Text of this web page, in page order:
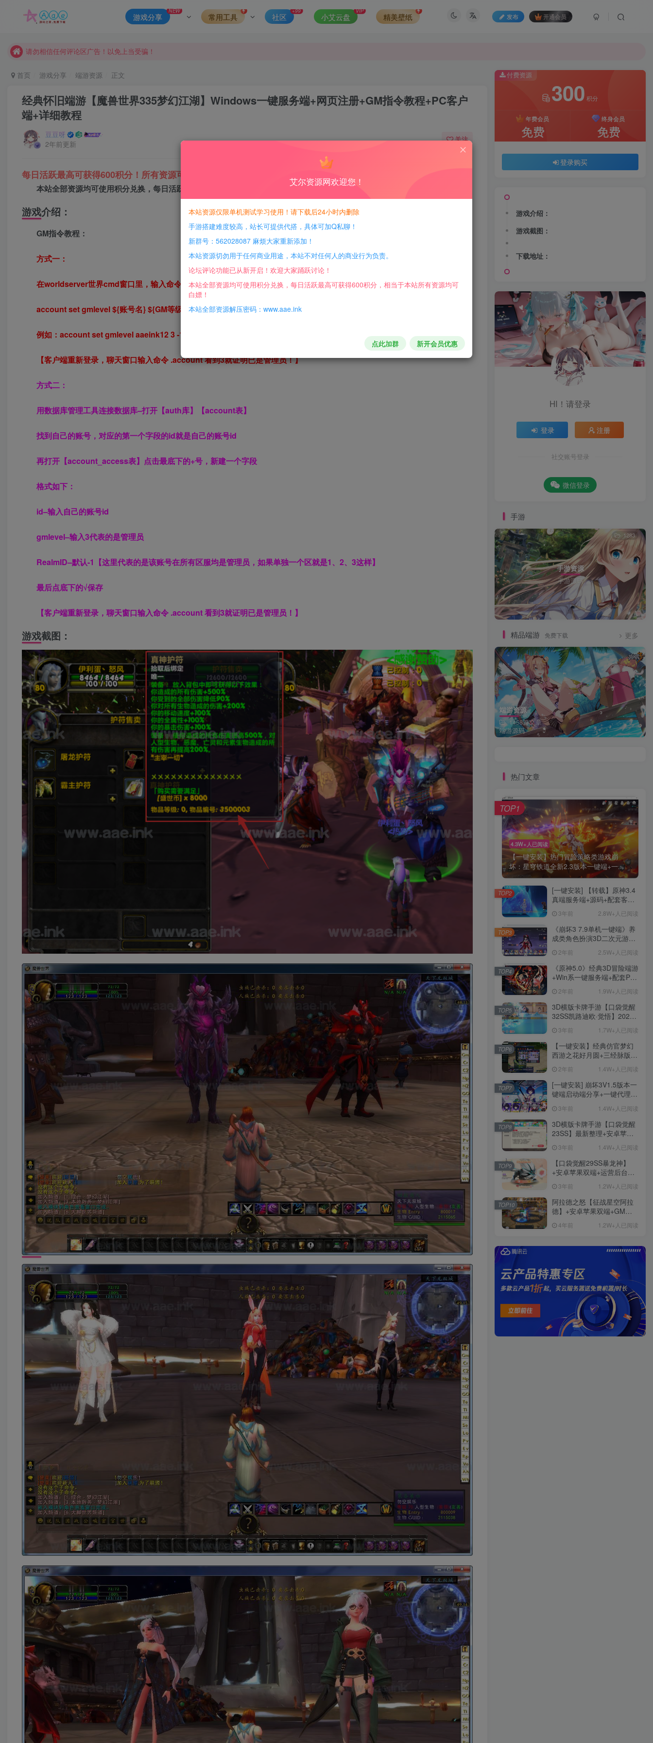
发布 开通会员
游戏分享
NEW
常用工具 社区
+99
小艾云盘
VIP
精美壁纸
现在赞助会员享受专属折扣，详情点击此条公告。
本网站的文章部分内容可能来源于网络，仅供大家学习与参考，如有侵权，请联系站长QQ466107887进行删除处理。
首页 游戏分享 端游资源 正文
经典怀旧端游【魔兽世界335梦幻江湖】Windows一键服务端+网页注册+GM指令教程+PC客户
端+详细教程
豆豆呀
2年前更新
关注
每日活跃最高可获得600积分！所有资源可以使用积分免费兑换！
本站全部资源均可使用积分兑换，每日活跃最高可获得600积分，相当于本站所有资源均可白嫖！
游戏介绍：
GM指令教程：
方式一：
在worldserver世界cmd窗口里，输入命令来设置管理员
account set gmlevel ${账号名} ${GM等级} ${服务器ID}
例如：account set gmlevel aaeink12 3 -1
【客户端重新登录，聊天窗口输入命令 .account 看到3就证明已是管理员！】
方式二：
用数据库管理工具连接数据库–打开【auth库】【account表】
找到自己的账号，对应的第一个字段的id就是自己的账号id
再打开【account_access表】点击最底下的+号，新建一个字段
格式如下：
id–输入自己的账号id
gmlevel–输入3代表的是管理员
RealmID–默认-1【这里代表的是该账号在所有区服均是管理员，如果单独一个区就是1、2、3这样】
最后点底下的√保存
【客户端重新登录，聊天窗口输入命令 .account 看到3就证明已是管理员！】
游戏截图：
付费资源
300 积分
年费会员
免费
终身会员
免费
登录购买
游戏介绍：
游戏截图：
下载地址：
HI！请登录
登录 注册
社交账号登录
微信登录
手游
手游资源
手游源码
1283
精品端游 免费下载 更多
端游资源
1458篇文章
端游源码
热门文章
4.3W+人已阅读
【一键安装】热门冒险策略类游戏崩
坏：星穹铁道全新2.3版本一键端+一...
TOP1
[一键安装] 【转载】原神3.4
真端服务端+源码+配套客户
说明文件
3年前 2.8W+人已阅读
TOP2
《崩坏3 7.9单机一键端》养
成类角色扮演3D二次元游
用、无限资源、附带保姆级
安装教程
2年前 2.5W+人已阅读
TOP3
《原神5.0》经典3D冒险端游
+Win系一键服务端+配套PC
池文件
2年前 1.9W+人已阅读
TOP4
3D横版卡牌手游【口袋觉醒
32SS凯路迪欧·觉悟】2023
+支付对接+安卓苹果双端+运
营后台+GM授权后台+代理
后台
3年前 1.7W+人已阅读
TOP5
【一键安装】经典仿官梦幻
西游之花好月圆+三经脉版本
卡+剧情活动+视频搭建及其
他修改资料
2年前 1.4W+人已阅读
TOP6
[一键安装] 崩坏3V1.5版本一
键端启动端分享+一键代理
ID+详细指令+极简一键修改
3年前 1.4W+人已阅读
TOP7
3D横版卡牌手游【口袋觉醒
23SS】最新整理+安卓苹果
细搭建教程
3年前 1.4W+人已阅读
TOP8
【口袋觉醒29SS暴龙神】
+安卓苹果双端+运营后台
端 3年前 1.2W+人已阅读
TOP9
阿拉德之怒【征战星空阿拉
德】+安卓苹果双端+GM授
+详细教程
4年前 1.2W+人已阅读
TOP10
艾尔资源网欢迎您！
本站资源仅限单机测试学习使用！请下载后24小时内删除
手游搭建难度较高，站长可提供代搭，具体可加Q私聊！
新群号：562028087 麻烦大家重新添加！
本站资源切勿用于任何商业用途，本站不对任何人的商业行为负责。
论坛评论功能已从新开启！欢迎大家踊跃讨论！
本站全部资源均可使用积分兑换，每日活跃最高可获得600积分，相当于本站所有资源均可
白嫖！
本站全部资源解压密码：www.aae.ink
点此加群 新开会员优惠